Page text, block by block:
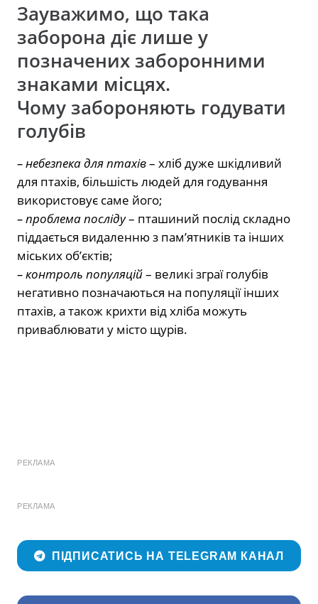
Зауважимо, що така
заборона діє лише у
позначених заборонними
знаками місцях.
Чому забороняють годувати
голубів
– небезпека для птахів– хліб дуже шкідливий
для птахів, більшість людей для годування
використовує саме його;
– проблема посліду– пташиний послід складно
піддається видаленню з пам’ятників та інших
міських об’єктів;
– контроль популяцій– великі зграї голубів
негативно позначаються на популяції інших
птахів, а також крихти від хліба можуть
приваблювати у місто щурів.
РЕКЛАМА
РЕКЛАМА
ПІДПИСАТИСЬ НА TELEGRAM КАНАЛ